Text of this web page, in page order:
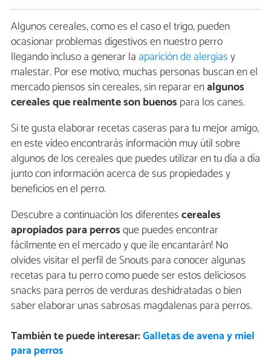
Algunos cereales, como es el caso el trigo, pueden
ocasionar problemas digestivos en nuestro perro
llegando incluso a generar la aparición de alergiasy
malestar. Por ese motivo, muchas personas buscan en el
mercado piensos sin cereales, sin reparar enalgunos
cereales que realmente son buenos para los canes.
Si te gusta elaborar recetas caseras para tu mejor amigo,
en este vídeo encontrarás información muy útil sobre
algunos de los cereales que puedes utilizar en tu día a día
junto con información acerca de sus propiedades y
beneficios en el perro.
Descubre a continuación los diferentescereales
apropiados para perrosque puedes encontrar
fácilmente en el mercado y que ¡le encantarán! No
olvides visitar el perfil de Snouts para conocer algunas
recetas para tu perro como puede ser estos deliciosos
snacks para perros de verduras deshidratadas o bien
saber elaborar unas sabrosas magdalenas para perros.
También te puede interesar:Galletas de avena y miel
para perros